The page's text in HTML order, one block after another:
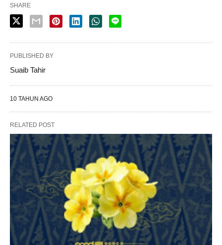
SHARE
PUBLISHED BY
Suaib Tahir
10 TAHUN AGO
RELATED POST